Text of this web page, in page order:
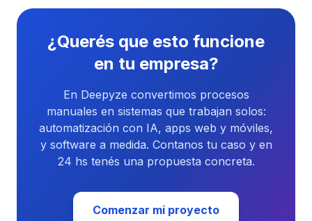
¿Querés que esto funcione
en tu empresa?
En Deepyze convertimos procesos
manuales en sistemas que trabajan solos:
automatización con IA, apps web y móviles,
y software a medida. Contanos tu caso y en
24 hs tenés una propuesta concreta.
Comenzar mi proyecto